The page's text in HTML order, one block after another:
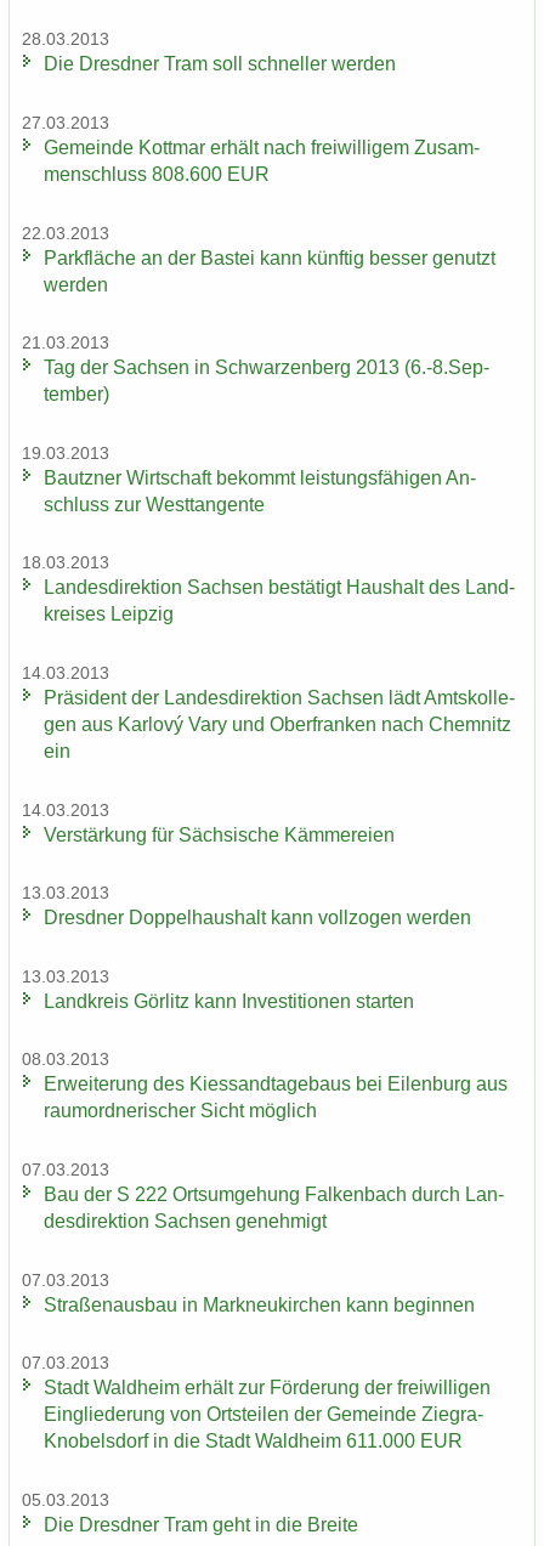
28.03.2013
Die Dresd­ner Tram soll schnel­ler wer­den
27.03.2013
Ge­mein­de Kott­mar er­hält nach frei­wil­li­gem Zu­sam­
men­schluss 808.600 EUR
22.03.2013
Park­flä­che an der Bas­tei kann künf­tig bes­ser ge­nutzt
wer­den
21.03.2013
Tag der Sach­sen in Schwar­zen­berg 2013 (6.-8.Sep­
tem­ber)
19.03.2013
Bautz­ner Wirt­schaft be­kommt leis­tungs­fä­hi­gen An­
schluss zur West­tan­gen­te
18.03.2013
Lan­des­di­rek­ti­on Sach­sen be­stä­tigt Haus­halt des Land­
krei­ses Leip­zig
14.03.2013
Prä­si­dent der Lan­des­di­rek­ti­on Sach­sen lädt Amts­kol­le­
gen aus Karlový Vary und Ober­fran­ken nach Chem­nitz
ein
14.03.2013
Ver­stär­kung für Säch­si­sche Käm­me­rei­en
13.03.2013
Dresd­ner Dop­pel­haus­halt kann voll­zo­gen wer­den
13.03.2013
Land­kreis Gör­litz kann In­ves­ti­tio­nen star­ten
08.03.2013
Er­wei­te­rung des Kies­sand­ta­ge­baus bei Ei­len­burg aus
raum­ord­ne­ri­scher Sicht mög­lich
07.03.2013
Bau der S 222 Orts­um­ge­hung Fal­ken­bach durch Lan­
des­di­rek­ti­on Sach­sen ge­neh­migt
07.03.2013
Stra­ßen­aus­bau in Mark­neu­kir­chen kann be­gin­nen
07.03.2013
Stadt Wald­heim er­hält zur För­de­rung der frei­wil­li­gen
Ein­glie­de­rung von Orts­tei­len der Ge­mein­de Ziegra-​
Knobelsdorf in die Stadt Wald­heim 611.000 EUR
05.03.2013
Die Dresd­ner Tram geht in die Brei­te